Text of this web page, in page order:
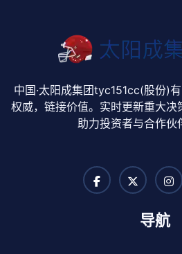
中国·太阳成集团tyc151cc(股份)
权威，链接价值。实时更新重大
助力投资者与合作伙
导航